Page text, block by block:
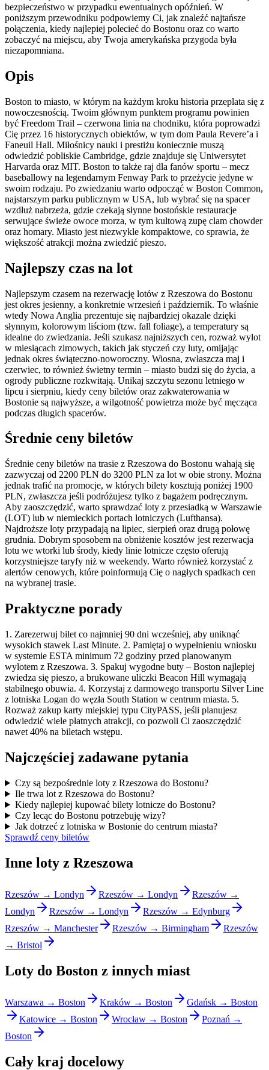
bezpieczeństwo w przypadku ewentualnych opóźnień. W
poniższym przewodniku podpowiemy Ci, jak znaleźć najtańsze
połączenia, kiedy najlepiej polecieć do Bostonu oraz co warto
zobaczyć na miejscu, aby Twoja amerykańska przygoda była
niezapomniana.
Opis
Boston to miasto, w którym na każdym kroku historia przeplata się z
nowoczesnością. Twoim głównym punktem programu powinien
być Freedom Trail – czerwona linia na chodniku, która poprowadzi
Cię przez 16 historycznych obiektów, w tym dom Paula Revere’a i
Faneuil Hall. Miłośnicy nauki i prestiżu koniecznie muszą
odwiedzić pobliskie Cambridge, gdzie znajduje się Uniwersytet
Harvarda oraz MIT. Boston to także raj dla fanów sportu – mecz
baseballowy na legendarnym Fenway Park to przeżycie jedyne w
swoim rodzaju. Po zwiedzaniu warto odpocząć w Boston Common,
najstarszym parku publicznym w USA, lub wybrać się na spacer
wzdłuż nabrzeża, gdzie czekają słynne bostońskie restauracje
serwujące świeże owoce morza, w tym kultową zupę clam chowder
oraz homary. Miasto jest niezwykle kompaktowe, co sprawia, że
większość atrakcji można zwiedzić pieszo.
Najlepszy czas na lot
Najlepszym czasem na rezerwację lotów z Rzeszowa do Bostonu
jest okres jesienny, a konkretnie wrzesień i październik. To właśnie
wtedy Nowa Anglia prezentuje się najbardziej okazale dzięki
słynnym, kolorowym liściom (tzw. fall foliage), a temperatury są
idealne do zwiedzania. Jeśli szukasz najniższych cen, rozważ wylot
w miesiącach zimowych, takich jak styczeń czy luty, omijając
jednak okres świąteczno-noworoczny. Wiosna, zwłaszcza maj i
czerwiec, to również świetny termin – miasto budzi się do życia, a
ogrody publiczne rozkwitają. Unikaj szczytu sezonu letniego w
lipcu i sierpniu, kiedy ceny biletów oraz zakwaterowania w
Bostonie są najwyższe, a wilgotność powietrza może być męcząca
podczas długich spacerów.
Średnie ceny biletów
Średnie ceny biletów na trasie z Rzeszowa do Bostonu wahają się
zazwyczaj od 2200 PLN do 3200 PLN za lot w obie strony. Można
jednak trafić na promocje, w których bilety kosztują poniżej 1900
PLN, zwłaszcza jeśli podróżujesz tylko z bagażem podręcznym.
Aby zaoszczędzić, warto sprawdzać loty z przesiadką w Warszawie
(LOT) lub w niemieckich portach lotniczych (Lufthansa).
Najdroższe loty przypadają na lipiec, sierpień oraz drugą połowę
grudnia. Dobrym sposobem na obniżenie kosztów jest rezerwacja
lotu we wtorki lub środy, kiedy linie lotnicze często oferują
korzystniejsze taryfy niż w weekendy. Warto również korzystać z
alertów cenowych, które poinformują Cię o nagłych spadkach cen
na wybranej trasie.
Praktyczne porady
1. Zarezerwuj bilet co najmniej 90 dni wcześniej, aby uniknąć
wysokich stawek Last Minute. 2. Pamiętaj o wypełnieniu wniosku
w systemie ESTA minimum 72 godziny przed planowanym
wylotem z Rzeszowa. 3. Spakuj wygodne buty – Boston najlepiej
zwiedza się pieszo, a brukowane uliczki Beacon Hill wymagają
stabilnego obuwia. 4. Korzystaj z darmowego transportu Silver Line
z lotniska Logan do węzła South Station w centrum miasta. 5.
Rozważ zakup karty miejskiej typu CityPASS, jeśli planujesz
odwiedzić wiele płatnych atrakcji, co pozwoli Ci zaoszczędzić
nawet 40% na biletach wstępu.
Najczęściej zadawane pytania
Czy są bezpośrednie loty z Rzeszowa do Bostonu?
Ile trwa lot z Rzeszowa do Bostonu?
Kiedy najlepiej kupować bilety lotnicze do Bostonu?
Czy lecąc do Bostonu potrzebuję wizy?
Jak dotrzeć z lotniska w Bostonie do centrum miasta?
Sprawdź ceny biletów
Inne loty z Rzeszowa
Rzeszów → Londyn Rzeszów → Londyn
Rzeszów →
Londyn
Rzeszów → Londyn
Rzeszów → Edynburg
Rzeszów → Manchester
Rzeszów → Birmingham
Rzeszów
→ Bristol
Loty do Boston z innych miast
Warszawa → Boston Kraków → Boston
Gdańsk → Boston
Katowice → Boston
Wrocław → Boston
Poznań →
Boston
Cały kraj docelowy